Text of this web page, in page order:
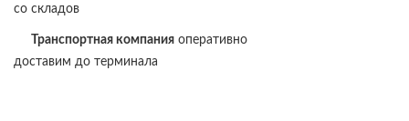
со складов
Транспортная компания оперативно
доставим до терминала